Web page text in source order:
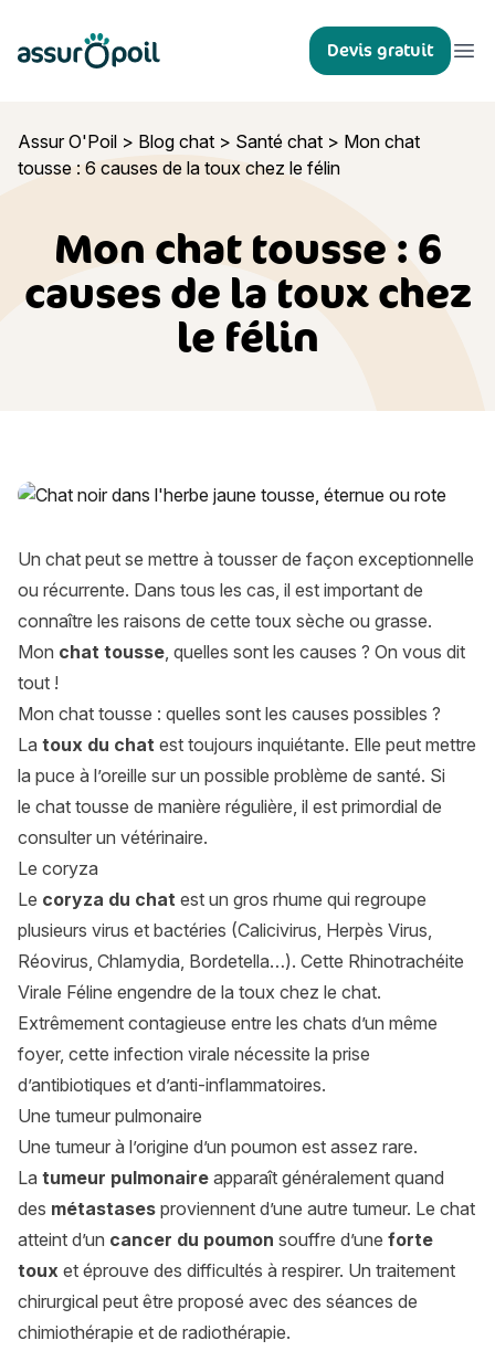
Assur O'Poil Devis gratuit
Assur O'Poil > Blog chat > Santé chat > Mon chat
tousse : 6 causes de la toux chez le félin
Mon chat tousse : 6
causes de la toux chez
le félin
Mon chat tousse : 6 causes de la toux chez le félin
Un chat peut se mettre à tousser de façon exceptionnelle
ou récurrente. Dans tous les cas, il est important de
connaître les raisons de cette toux sèche ou grasse.
Mon chat tousse, quelles sont les causes ? On vous dit
tout !
Mon chat tousse : quelles sont les causes possibles ?
La toux du chat est toujours inquiétante. Elle peut mettre
la puce à l’oreille sur un possible problème de santé. Si
le chat tousse de manière régulière, il est primordial de
consulter un vétérinaire.
Le coryza
Le coryza du chat est un gros rhume qui regroupe
plusieurs virus et bactéries (Calicivirus, Herpès Virus,
Réovirus, Chlamydia, Bordetella…). Cette Rhinotrachéite
Virale Féline engendre de la toux chez le chat.
Extrêmement contagieuse entre les chats d’un même
foyer, cette infection virale nécessite la prise
d’antibiotiques et d’anti-inflammatoires.
Une tumeur pulmonaire
Une tumeur à l’origine d’un poumon est assez rare.
La tumeur pulmonaire apparaît généralement quand
des métastases proviennent d’une autre tumeur. Le chat
atteint d’un cancer du poumon souffre d’une forte
toux et éprouve des difficultés à respirer. Un traitement
chirurgical peut être proposé avec des séances de
chimiothérapie et de radiothérapie.